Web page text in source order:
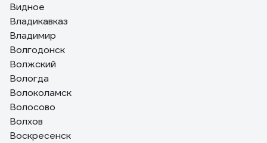
Видное
Владикавказ
Владимир
Волгодонск
Волжский
Вологда
Волоколамск
Волосово
Волхов
Воскресенск